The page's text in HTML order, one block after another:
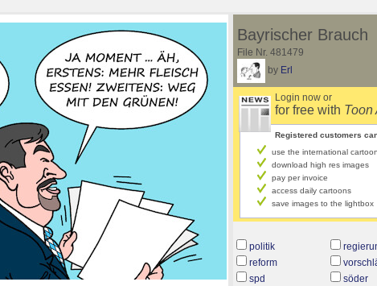
Bayrischer Brauch
File Nr. 481479
by Erl
Login now or
for free with Toon
Registered customers
use the international
download high res images
pay per invoice
access daily cartoons
save images to the lightbox
politik
reform
spd
söder